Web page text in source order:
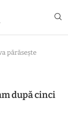
părăseşte
după cinci